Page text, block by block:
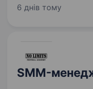
Графік роботи 5×2, з
6 днів тому
SMM-